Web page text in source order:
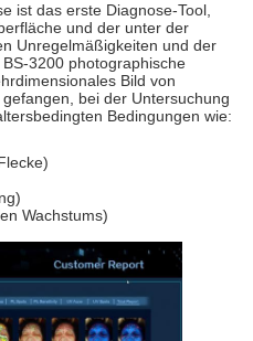
ist das erste Diagnose-Tool,
und der unter der
Unregelmäßigkeiten und der
3200 photographische
Bild von
bei der Untersuchung
Bedingungen wie:
Wachstums)